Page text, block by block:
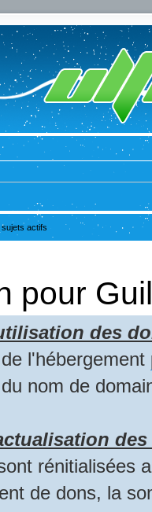
sujets actifs
pour
des
l'hébergement
nom de
rénitialisées
de dons, la